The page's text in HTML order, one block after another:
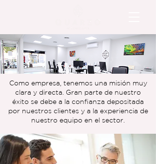
Como empresa, tenemos una misión muy
clara y directa. Gran parte de nuestro
éxito se debe a la confianza depositada
por nuestros clientes y a la experiencia de
nuestro equipo en el sector.